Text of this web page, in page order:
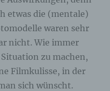
etwas die (mentale)
waren sehr
nicht. Wie immer
Situation zu machen,
Filmkulisse, in der
sich wünscht.
Daten
Internetseite
Möglichkeit, sich auf
Verarbeitung
von